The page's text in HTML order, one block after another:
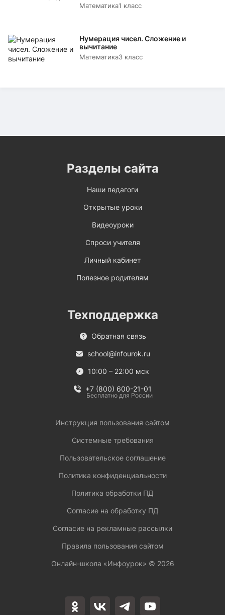
Математика1 класс
Нумерация чисел. Сложение и
вычитание
Математика3 класс
Разделы сайта
Наши педагоги
Открытые уроки
Видеоуроки
Спроси учителя
Личный кабинет
Полезное родителям
Техподдержка
Обратная связь
school@infourok.ru
10:00 – 22:00 мск
+7 (800) 600-21-01
Бесплатно для России
Инструкция пользования сайтом
Системные требования
Пользовательское соглашение
Политика конфиденциальности
Политика обработки ПД
Согласие на обработку ПД
Согласие на рекламные рассылки
Правила пользования сайтом
Онлайн-школа «Инфоурок» © 2026